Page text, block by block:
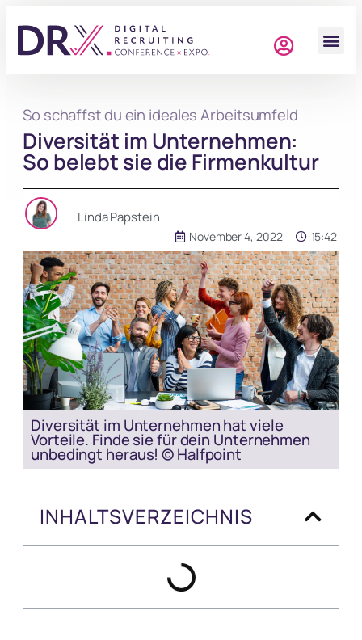
So schaffst du ein ideales Arbeitsumfeld
Diversität im Unternehmen:
So belebt sie die Firmenkultur
Linda Papstein
November 4, 2022 15:42
Diversität im Unternehmen hat viele
Vorteile. Finde sie für dein Unternehmen
unbedingt heraus! © Halfpoint
INHALTSVERZEICHNIS